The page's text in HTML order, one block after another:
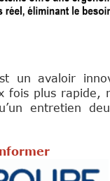
un avaloir
plus rapide,
entretien